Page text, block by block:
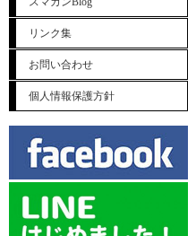
リンク集
お問い合わせ
個人情報保護方針